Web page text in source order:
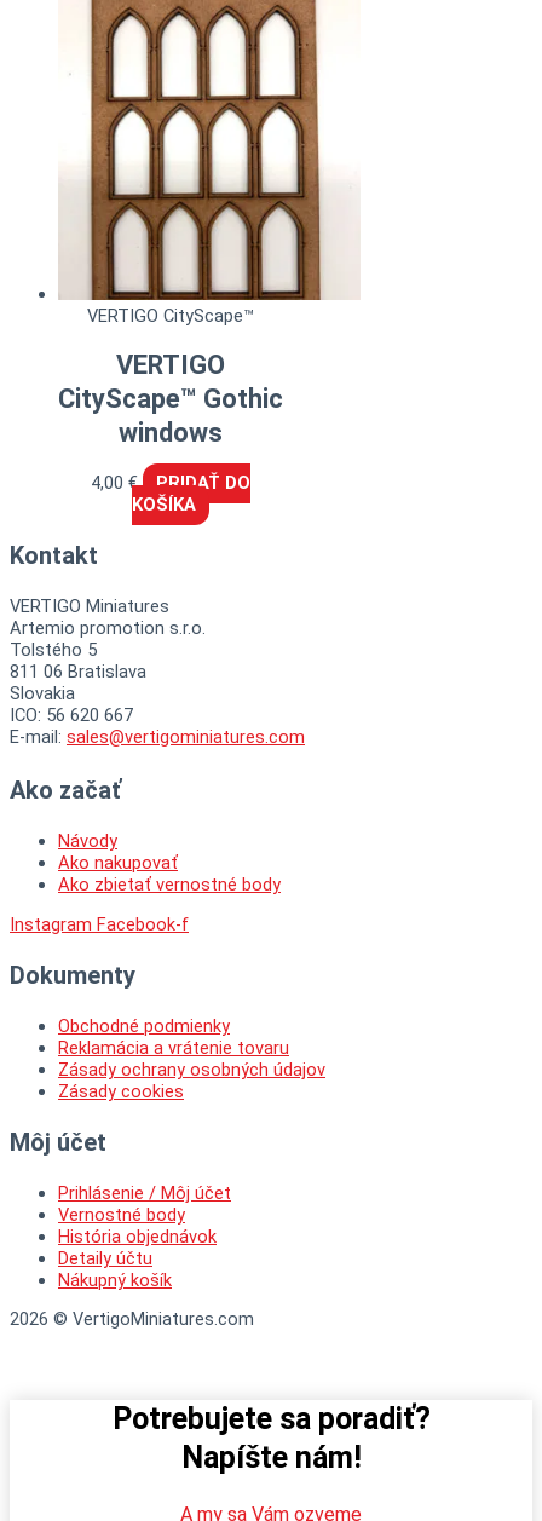
VERTIGO CityScape™
VERTIGO
CityScape™ Gothic
windows
4,00€
PRIDAŤ DO
KOŠÍKA
Kontakt
VERTIGO Miniatures
Artemio promotion s.r.o.
Tolstého 5
811 06 Bratislava
Slovakia
ICO: 56 620 667
E-mail: sales@vertigominiatures.com
Ako začať
Návody
Ako nakupovať
Ako zbietať vernostné body
Instagram Facebook-f
Dokumenty
Obchodné podmienky
Reklamácia a vrátenie tovaru
Zásady ochrany osobných údajov
Zásady cookies
Môj účet
Prihlásenie / Môj účet
Vernostné body
História objednávok
Detaily účtu
Nákupný košík
2026 © VertigoMiniatures.com
Potrebujete sa poradiť?
Napíšte nám!
A my sa Vám ozveme